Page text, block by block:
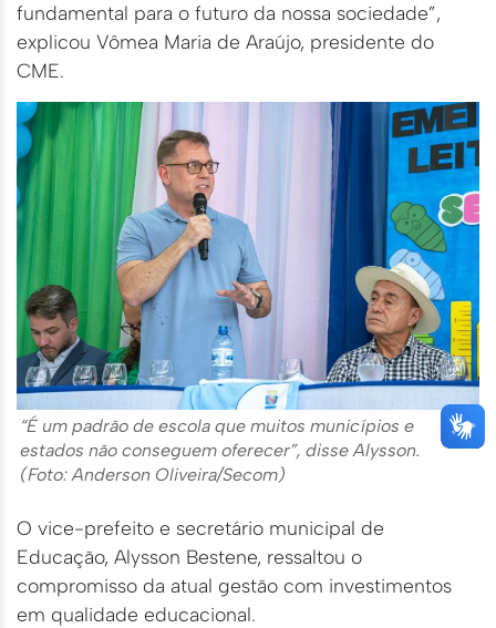
fundamental para o futuro da nossa sociedade”,
explicou Vômea Maria de Araújo, presidente do
CME.
“É um padrão de escola que muitos municípios e
estados não conseguem oferecer”, disse Alysson.
(Foto: Anderson Oliveira/Secom)
O vice-prefeito e secretário municipal de
Educação, Alysson Bestene, ressaltou o
compromisso da atual gestão com investimentos
em qualidade educacional.